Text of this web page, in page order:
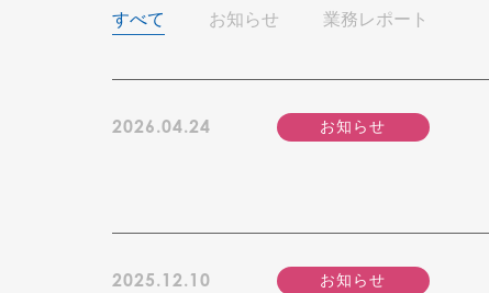
すべて お知らせ 業務レポート
2026.04.24 お知らせ
2025.12.10 お知らせ